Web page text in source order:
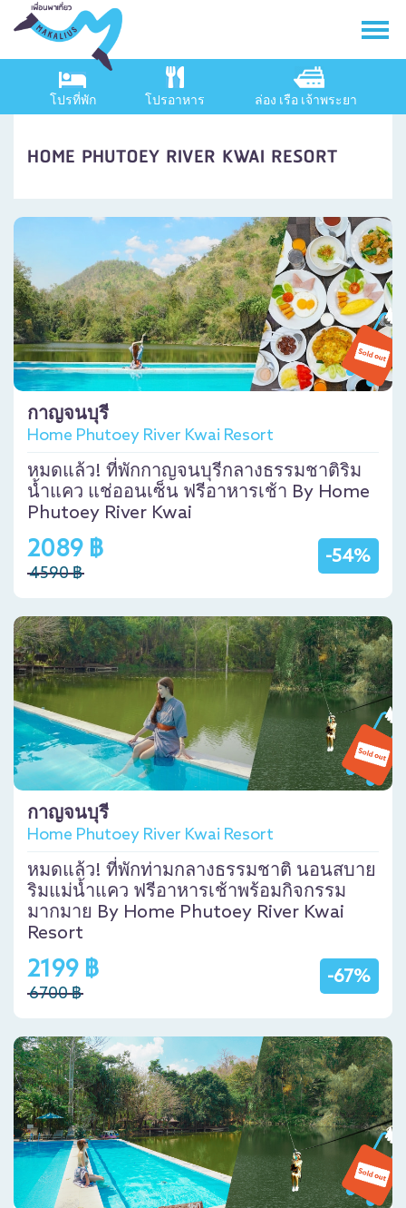
โปรที่พัก โปรอาหาร ล่อง เรือ เจ้าพระยา
HOME PHUTOEY RIVER KWAI RESORT
กาญจนบุรี
Home Phutoey River Kwai Resort
หมดแล้ว! ที่พักกาญจนบุรีกลางธรรมชาติริม
น้ำแคว แช่ออนเซ็น ฟรีอาหารเช้า By Home
Phutoey River Kwai
-54%
2089 ฿
4590 ฿
กาญจนบุรี
Home Phutoey River Kwai Resort
หมดแล้ว! ที่พักท่ามกลางธรรมชาติ นอนสบาย
ริมแม่น้ำแคว ฟรีอาหารเช้าพร้อมกิจกรรม
มากมาย By Home Phutoey River Kwai
Resort
-67%
2199 ฿
6700 ฿